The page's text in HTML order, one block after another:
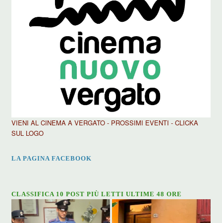
VIENI AL CINEMA A VERGATO - PROSSIMI EVENTI - CLICKA
SUL LOGO
LA PAGINA FACEBOOK
CLASSIFICA 10 POST PIÙ LETTI ULTIME 48 ORE